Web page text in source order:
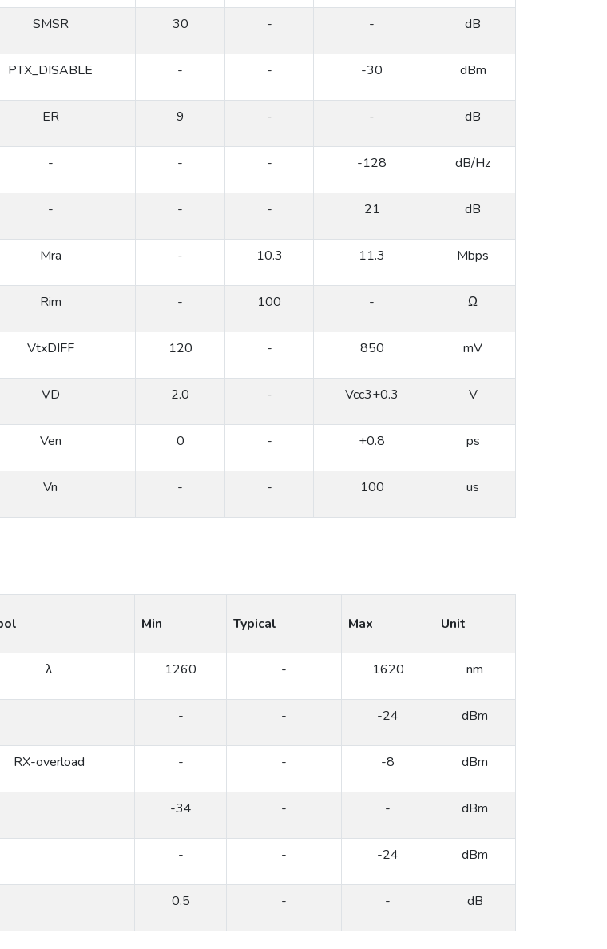
SMSR 30 - - dB
PTX_DISABLE - - -30 dBm
ER 9 - - dB
- - - -128 dB/Hz
- - - 21 dB
Mra - 10.3 11.3 Mbps
Rim - 100 - Ω
VtxDIFF 120 - 850 mV
VD 2.0 - Vcc3+0.3 V
Ven 0 - +0.8 ps
Vn - - 100 us
Min Typical Max Unit
λ 1260 - 1620 nm
- - -24 dBm
RX-overload - - -8 dBm
-34 - - dBm
- - -24 dBm
0.5 - - dB